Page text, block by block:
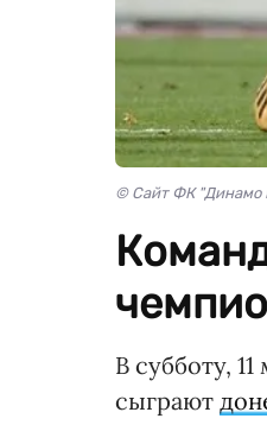
© Сайт ФК "Динамо
В субботу,
сыграют